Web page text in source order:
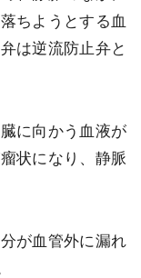
ちようとする血
は逆流防止弁と
に向かう血液が
状になり、静脈
が血管外に漏れ